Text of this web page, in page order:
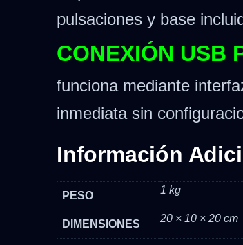
pulsaciones y base
CONEXIÓN USB
funciona mediante
inmediata sin
Información
PESO 1 kg
DIMENSIONES 20 × 10 × 20 cm